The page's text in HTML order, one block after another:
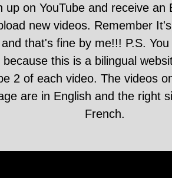
up on YouTube and receive an
new videos. Remember
that's fine by me!!! P.S.
this is a bilingual
2 of each video. The videos
are in English and the right
French.